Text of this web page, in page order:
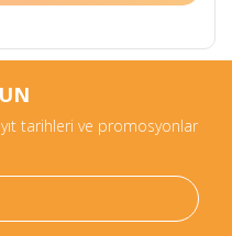
tarihleri ve promosyonlar